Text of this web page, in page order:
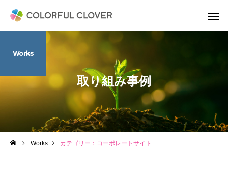
取り組み事例
Works
Works カテゴリー：コーポレートサイト